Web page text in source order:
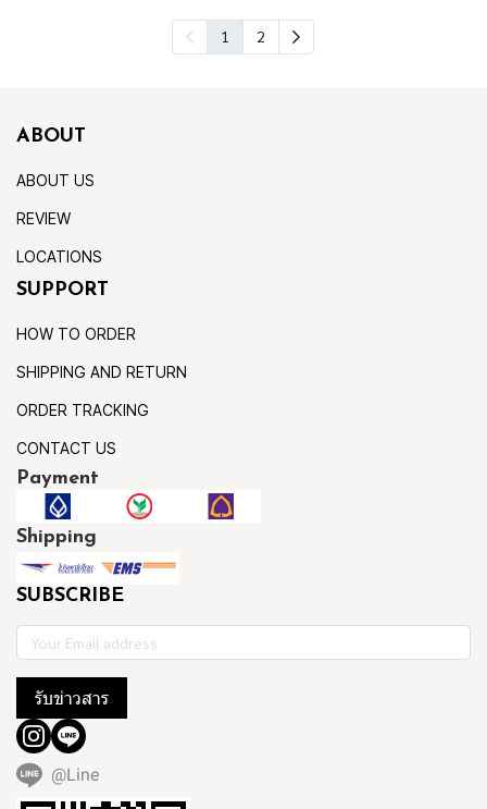
1 2
ABOUT
ABOUT US
REVIEW
LOCATIONS
SUPPORT
HOW TO ORDER
SHIPPING AND RETURN
ORDER TRACKING
CONTACT US
Payment
Shipping
SUBSCRIBE
รับข่าวสาร
@Line